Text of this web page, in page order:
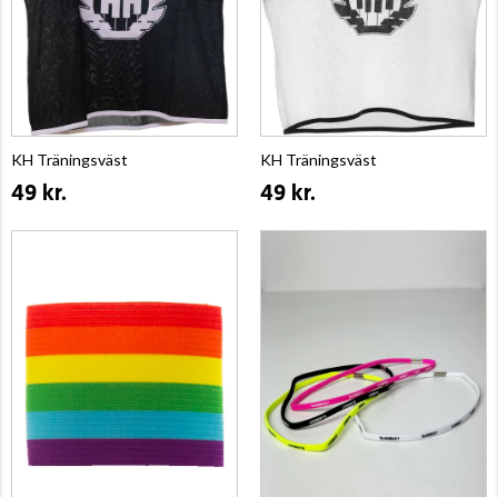
KH Träningsväst
49 kr.
KH Träningsväst
49 kr.